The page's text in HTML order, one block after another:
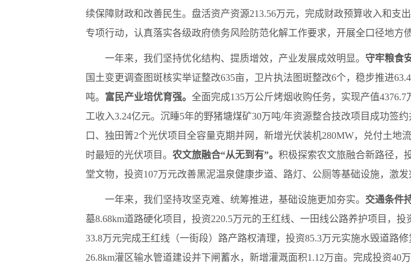
续保障财政和改善民生。盘活资产资源213.56万元，完成财政预算收入和支出
专项行动，认真落实各级政府债务风险防范化解工作要求，开展全口径地方
一年来，我们坚持优化结构、提质增效，产业发展成效明显。 守牢粮食
国土变更调查图斑核实举证整改635亩，卫片执法图斑整改6个，稳步推进
吨。 富民产业培优育强。 全面完成135万公斤烤烟收购任务，实现产值
工收入3.24亿元。沉睡5年的野猪塘煤矿30万吨/年资源整合技改项目成功签
口、独田箐2个光伏项目全容量克期并网，新增光伏装机280MW，兑付土地
时最短的光伏项目。 农文旅融合“从无到有”。 积极探索农文旅融合新路径，
堂文物，投资107万元改善黑泥温泉健康步道、路灯、公厕等基础设施，激发
一年来，我们坚持攻坚克难、统筹推进，基础设施更加夯实。 交通条件
墓8.68km道路硬化项目，投资220.5万元的王红线、一田线公路养护项目，
33.8万元完成王红线（一街段）路产路权清理，投资85.3万元实施水毁道路修
26.8km灌区输水管道建设并下闸蓄水，新增灌溉面积1.12万亩。完成投资